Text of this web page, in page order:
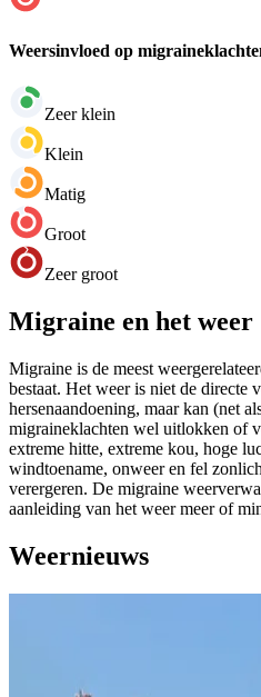
Weersinvloed op
Zeer klein
Klein
Matig
Groot
Zeer groot
Migraine en het weer
Migraine is de meest
bestaat. Het weer is niet de directe
hersenaandoening, maar kan (net
migraineklachten wel uitlokken of
extreme hitte, extreme kou, hoge
windtoename, onweer en fel
verergeren. De migraine
aanleiding van het weer meer of
Weernieuws